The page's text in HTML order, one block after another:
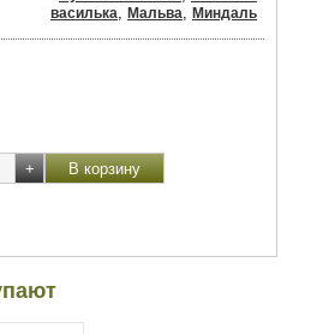
василька, Мальва, Миндаль